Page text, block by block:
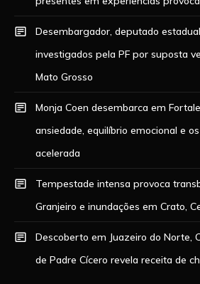
Desembargador, deputado
investigados pela PF por suposta
Mato Grosso
Monja Coen desembarca em
ansiedade, equilíbrio emocional e
acelerada
Tempestade intensa provoca
Granjeiro e inundações em Crato,
Descoberto em Juazeiro do Norte,
de Padre Cícero revela receita de